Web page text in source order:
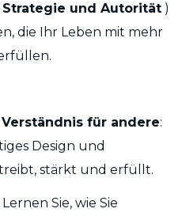
Strategie und Autorität )
die Ihr Leben mit mehr
für andere:
Design und
stärkt und erfüllt.
Lernen Sie, wie Sie